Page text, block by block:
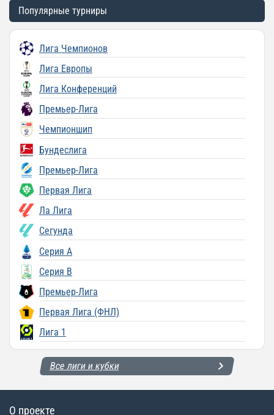
Популярные турниры
Лига Чемпионов
Лига Европы
Лига Конференций
Премьер-Лига
Чемпионшип
Бундеслига
Премьер-Лига
Первая Лига
Ла Лига
Сегунда
Серия A
Серия B
Премьер-Лига
Первая Лига (ФНЛ)
Лига 1
Все лиги и кубки
О проекте